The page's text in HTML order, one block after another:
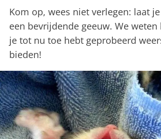
Kom op, wees niet verlegen: laat
een bevrijdende geeuw. We
je tot nu toe hebt geprobeerd
bieden!